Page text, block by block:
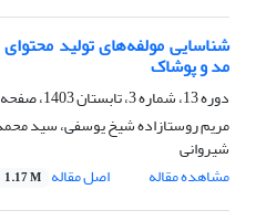
شناسایی مولفه‌های تولید
مد و پوشاک
دوره 13، شماره 3، تابستان 1403، صفحه
مریم روستازاده شیخ یوسفی، سید
شیروانی
مشاهده مقاله
اصل مقاله 1.17 M